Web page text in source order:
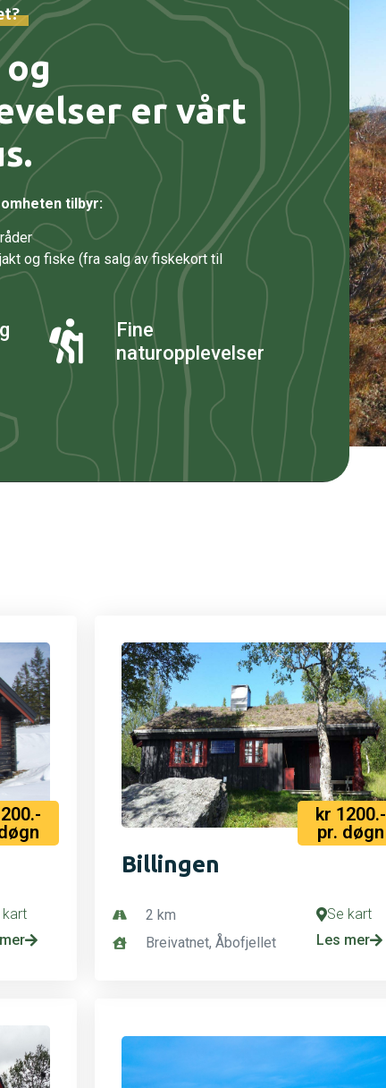
er vårt
tilbyr:
og fiske (fra salg av fiskekort til
Fine
naturopplevelser
Billingen
kr 1200.-
pr. døgn
2 km
Breivatnet, Åbofjellet
Se kart
Les mer